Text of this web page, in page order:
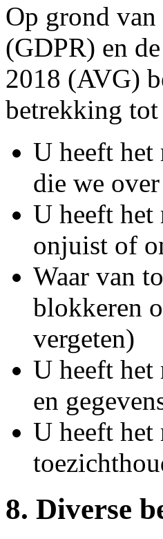
Op grond
(GDPR) en
2018 (AVG)
betrekking tot
U heeft het
die we
U heeft het
onjuist of
Waar van
blokkeren
vergeten)
U heeft het
en
U heeft het
8. Diverse